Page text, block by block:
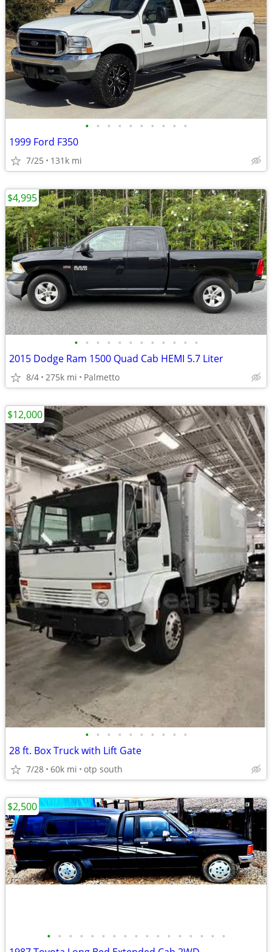
• • • • • • • • • •
1999 Ford F350
7/25 131k mi
• • • • • • • • • • • •
2015 Dodge Ram 1500 Quad Cab HEMI 5.7 Liter
8/4 275k mi Palmetto
$4,995
• • • • • • • • • •
28 ft. Box Truck with Lift Gate
7/28 60k mi otp south
$12,000
• • • • • • • • • • • • • • • • •
$2,500